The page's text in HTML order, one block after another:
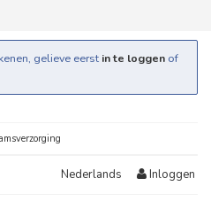
gelieve eerst in te loggen of
Nederlands Inloggen